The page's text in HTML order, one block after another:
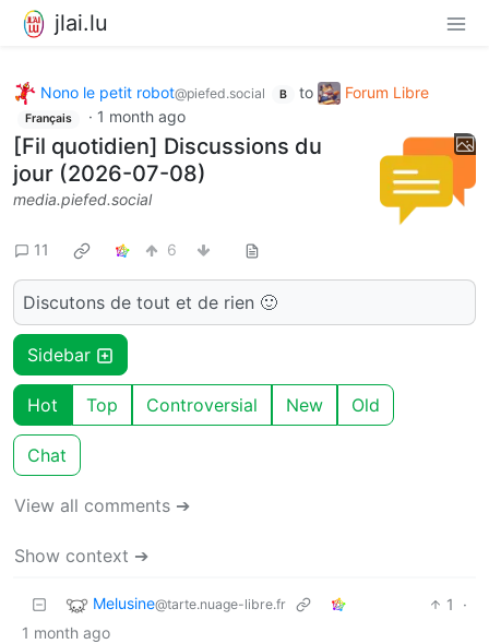
jlai.lu
Nono le petit robot@piefed.social B to Forum Libre
Français · 1 month ago
[Fil quotidien] Discussions du
jour (2026-07-08)
media.piefed.social
11 6
Discutons de tout et de rien 🙂
Sidebar
Hot Top Controversial New Old
Chat
View all comments ➔
Show context ➔
Melusine@tarte.nuage-libre.fr 1
·
1 month ago